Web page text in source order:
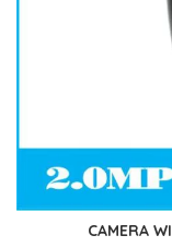
CAMERA